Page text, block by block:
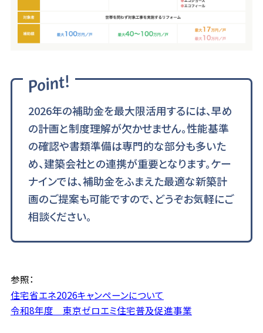
2026年の補助金を最大限活用するには、早め
の計画と制度理解が欠かせません。性能基準
の確認や書類準備は専門的な部分も多いた
め、建築会社との連携が重要となります。ケー
ナインでは、補助金をふまえた最適な新築計
画のご提案も可能ですので、どうぞお気軽にご
相談ください。
参照：
住宅省エネ2026キャンペーンについて
令和8年度 東京ゼロエミ住宅普及促進事業